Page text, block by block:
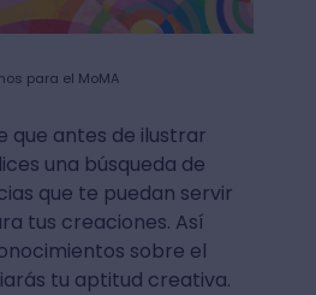
para el MoMA
que antes de ilustrar
una búsqueda de
que te puedan servir
tus creaciones. Así
sobre el
tu aptitud creativa.